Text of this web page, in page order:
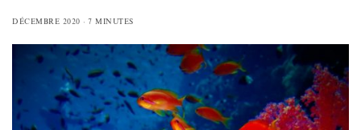
DÉCEMBRE 2020 7 MINUTES